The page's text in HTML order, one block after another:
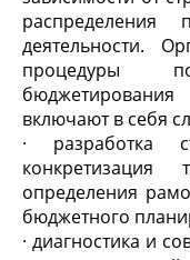
распределения
деятельности.
процедуры
включают в себя
· разработка
конкретизация
определения
бюджетного
· диагностика и